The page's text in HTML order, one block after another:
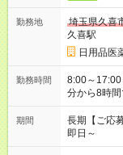
勤務地
埼玉県久喜
久喜駅
日用品医
勤務時間
8:00～17:00 17:00
分から8時間
期間
長期【ご応
即日～